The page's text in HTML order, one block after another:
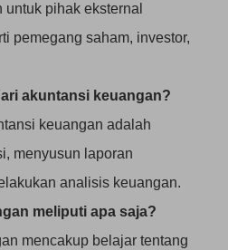
untuk pihak eksternal
pemegang saham, investor,
akuntansi keuangan?
keuangan adalah
menyusun laporan
analisis keuangan.
meliputi apa saja?
mencakup belajar tentang